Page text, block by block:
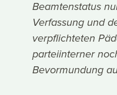
Beamtenstatus
Verfassung und
verpflichteten
parteiinterner
Bevormundung